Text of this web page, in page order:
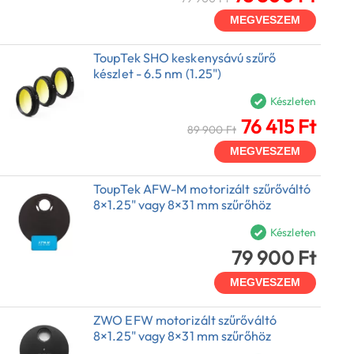
MEGVESZEM
ToupTek SHO keskenysávú szűrő
készlet - 6.5 nm (1.25")
Készleten
89 900 Ft 76 415 Ft
MEGVESZEM
ToupTek AFW-M motorizált szűrőváltó
8×1.25" vagy 8×31 mm szűrőhöz
Készleten
79 900 Ft
MEGVESZEM
ZWO EFW motorizált szűrőváltó
8×1.25" vagy 8×31 mm szűrőhöz